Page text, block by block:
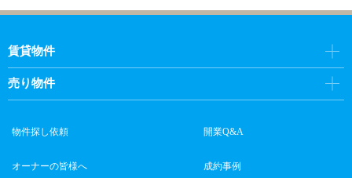
賃貸物件
売り物件
物件探し依頼 開業Q&A
オーナーの皆様へ 成約事例